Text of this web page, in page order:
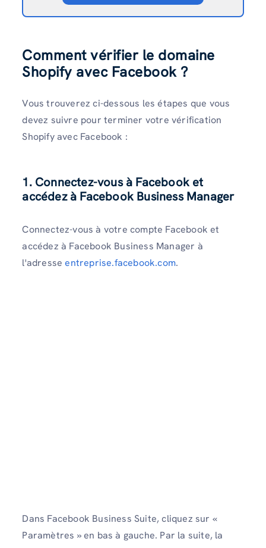
Comment vérifier le domaine
Shopify avec Facebook ?
Vous trouverez ci-dessous les étapes que vous
devez suivre pour terminer votre vérification
Shopify avec Facebook :
1. Connectez-vous à Facebook et
accédez à Facebook Business Manager
Connectez-vous à votre compte Facebook et
accédez à Facebook Business Manager à
l'adresseentreprise.facebook.com.
Dans Facebook Business Suite, cliquez sur «
Paramètres » en bas à gauche. Par la suite, la